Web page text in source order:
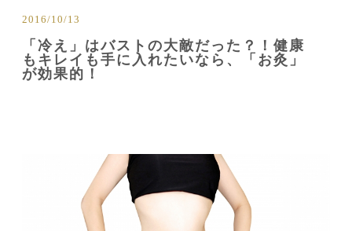
2016/10/13
「冷え」はバストの大敵だった？！健康
もキレイも手に入れたいなら、「お灸」
が効果的！